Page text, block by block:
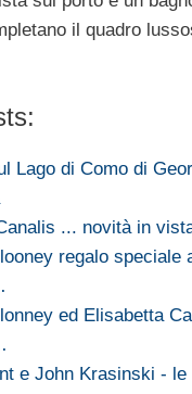
il quadro
Lago di Como di
... novità in
regalo speciale
ed Elisabetta
e John Krasinski -